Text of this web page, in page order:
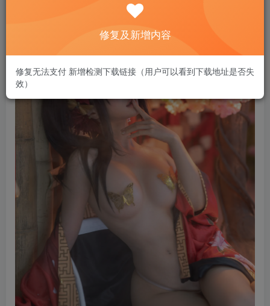
修复及新增内容
修复无法支付 新增检测下载链接（用户可以看到下载地址是否失
效）